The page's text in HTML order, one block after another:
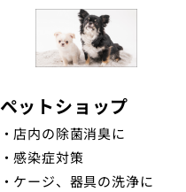
ペットショップ
・店内の除菌消臭に
・感染症対策
・ケージ、器具の洗浄に